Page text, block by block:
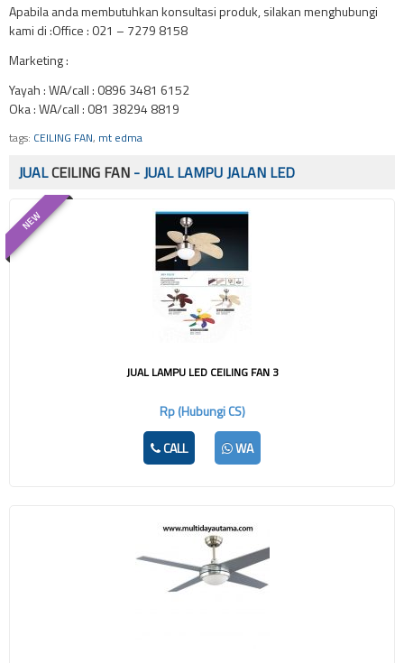
Apabila anda membutuhkan konsultasi produk, silakan menghubungi
kami di :Office : 021 – 7279 8158
Marketing :
Yayah : WA/call : 0896 3481 6152
Oka : WA/call : 081 38294 8819
tags: CEILING FAN, mt edma
JUALCEILING FAN - JUAL LAMPU JALAN LED
NEW
JUAL LAMPU LED CEILING FAN 3
Rp (Hubungi CS)
CALL
WA